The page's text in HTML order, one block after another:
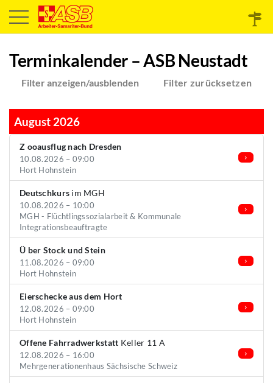
Terminkalender – ASB Neustadt
Filter anzeigen/ausblenden Filter zurücksetzen
August 2026
Z ooausflug nach Dresden
10.08.2026 – 09:00
Hort Hohnstein
Deutschkurs im MGH
10.08.2026 – 10:00
MGH - Flüchtlingssozialarbeit & Kommunale
Integrationsbeauftragte
Ü ber Stock und Stein
11.08.2026 – 09:00
Hort Hohnstein
Eierschecke aus dem Hort
12.08.2026 – 09:00
Hort Hohnstein
Offene Fahrradwerkstatt Keller 11 A
12.08.2026 – 16:00
Mehrgenerationenhaus Sächsische Schweiz